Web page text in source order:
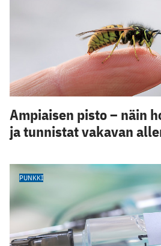
Ampiaisen pisto – näin
ja tunnistat vakavan
PUNKKI